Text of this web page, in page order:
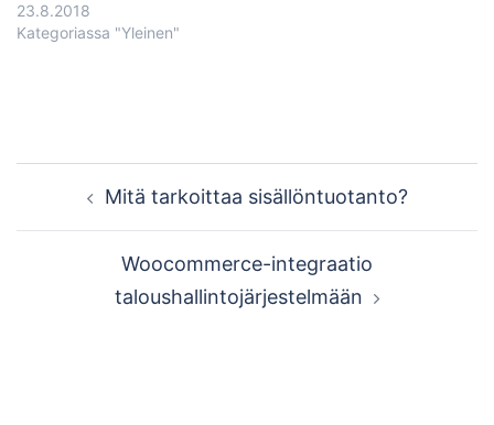
23.8.2018
Kategoriassa "Yleinen"
navigationMitä tarkoittaa sisällöntuotanto?
Woocommerce-integraatio
taloushallintojärjestelmään